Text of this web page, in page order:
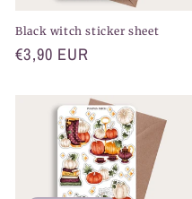
Black witch sticker sheet
Normaler
€3,90 EUR